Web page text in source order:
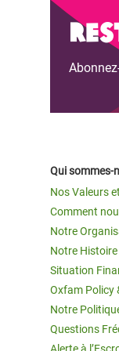
Les
Qui sommes-
Nos Valeurs
Comment
Notre
Notre Histoire
Situation
Oxfam Policy
Notre
Questions